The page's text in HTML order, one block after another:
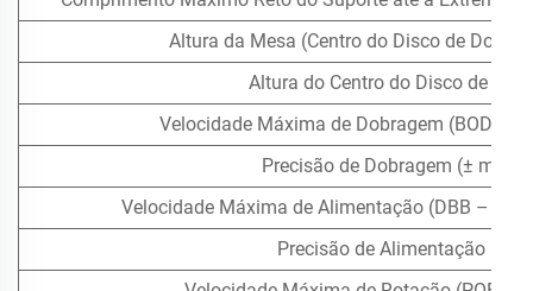
Altura da Mesa (Centro do Disco de
Altura do Centro do Disco de
Velocidade Máxima de Dobragem (BOD –
Precisão de Dobragem (± mm
Velocidade Máxima de Alimentação (DBB –
Precisão de Alimentação (±